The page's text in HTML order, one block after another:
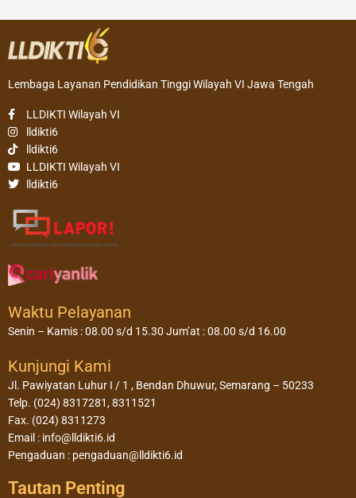
Lembaga Layanan Pendidikan Tinggi Wilayah VI Jawa Tengah
LLDIKTI Wilayah VI
lldikti6
lldikti6
LLDIKTI Wilayah VI
lldikti6
Waktu Pelayanan
Senin – Kamis : 08.00 s/d 15.30 Jum’at : 08.00 s/d 16.00
Kunjungi Kami
Jl. Pawiyatan Luhur I / 1 , Bendan Dhuwur, Semarang – 50233
Telp. (024) 8317281, 8311521
Fax. (024) 8311273
Email : info@lldikti6.id
Pengaduan : pengaduan@lldikti6.id
Tautan Penting